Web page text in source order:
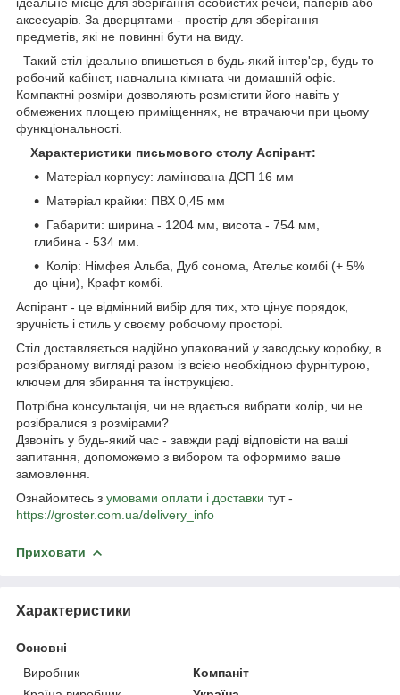
аксесуарів. За дверцятами - простір для зберігання
предметів, які не повинні бути на виду.
Такий стіл ідеально впишеться в будь-який інтер'єр, будь то
робочий кабінет, навчальна кімната чи домашній офіс.
Компактні розміри дозволяють розмістити його навіть у
обмежених площею приміщеннях, не втрачаючи при цьому
функціональності.
Характеристики письмового столу Аспірант:
Матеріал корпусу: ламінована ДСП 16 мм
Матеріал крайки: ПВХ 0,45 мм
Габарити: ширина - 1204 мм, висота - 754 мм,
глибина - 534 мм.
Колір: Німфея Альба, Дуб сонома, Ательє комбі (+ 5%
до ціни), Крафт комбі.
Аспірант - це відмінний вибір для тих, хто цінує порядок,
зручність і стиль у своєму робочому просторі.
Стіл доставляється надійно упакований у заводську коробку, в
розібраному вигляді разом із всією необхідною фурнітурою,
ключем для збирання та інструкцією.
Потрібна консультація, чи не вдається вибрати колір, чи не
розібралися з розмірами?
Дзвоніть у будь-який час - завжди раді відповісти на ваші
запитання, допоможемо з вибором та оформимо ваше
замовлення.
Ознайомтесь з умовами оплати і доставки тут -
https://groster.com.ua/delivery_info
Приховати
Характеристики
Основні
Виробник
Компаніт